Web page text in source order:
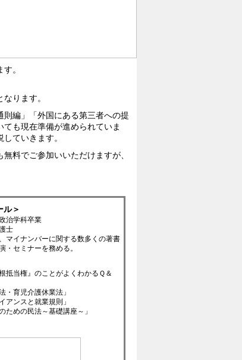
。
ります。
編」「外国にある第三者への提
も現在準備が進められていま
ていきます。
料でご参加いいただけますが、
ル＞
治学科卒業
士
マイナンバーに関する数多くの著書
・セミナーを務める。
抵当権』のことがよくわかるＱ＆
・育児介護休業法」
アンスと就業規則」
ための民法～基礎講座～」